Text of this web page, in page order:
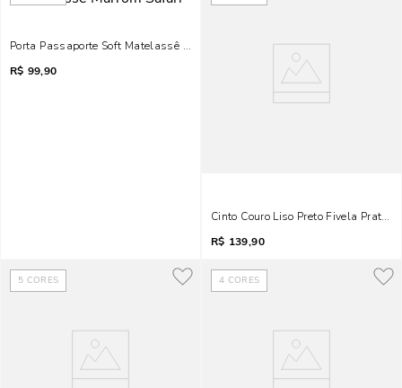
Porta Passaporte Soft Matelassê Marrom Safari
R$ 99,90
Cinto Couro Liso Preto Fivela
R$ 139,90
5 CORES 4 CORES